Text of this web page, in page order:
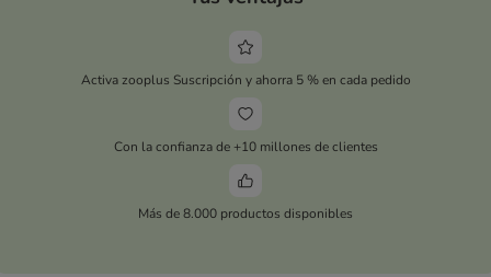
Activa zooplus Suscripción y ahorra 5 % en cada pedido
Con la confianza de +10 millones de clientes
Más de 8.000 productos disponibles